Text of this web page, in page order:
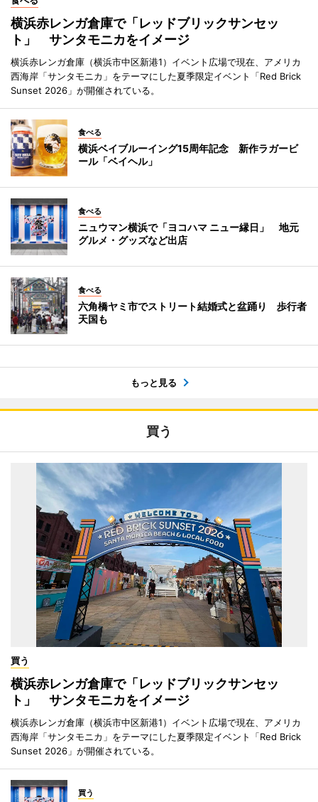
横浜赤レンガ倉庫で「レッドブリックサンセッ
ト」 サンタモニカをイメージ
横浜赤レンガ倉庫（横浜市中区新港1）イベント広場で現在、アメリカ
西海岸「サンタモニカ」をテーマにした夏季限定イベント「Red Brick
Sunset 2026」が開催されている。
食べる
横浜ベイブルーイング15周年記念 新作ラガービ
ール「ベイヘル」
食べる
ニュウマン横浜で「ヨコハマ ニュー縁日」 地元
グルメ・グッズなど出店
食べる
六角橋ヤミ市でストリート結婚式と盆踊り 歩行者
天国も
もっと見る
買う
買う
横浜赤レンガ倉庫で「レッドブリックサンセッ
ト」 サンタモニカをイメージ
横浜赤レンガ倉庫（横浜市中区新港1）イベント広場で現在、アメリカ
西海岸「サンタモニカ」をテーマにした夏季限定イベント「Red Brick
Sunset 2026」が開催されている。
買う